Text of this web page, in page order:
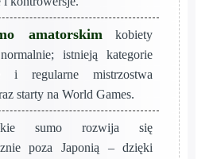
amatorskim kobiety
istnieją kategorie
i regularne mistrzostwa
starty na World Games.
sumo rozwija się
poza Japonią – dzięki